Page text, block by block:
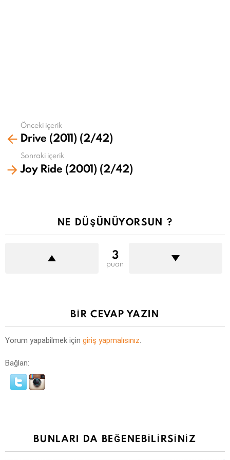
Daha
fazla
Önceki içerik
Drive (2011) (2/42)
Sonraki içerik
Joy Ride (2001) (2/42)
NE DÜŞÜNÜYORSUN ?
3
puan
BIR CEVAP YAZIN
Yorum yapabilmek için giriş yapmalısınız.
Bağlan:
BUNLARI DA BEĞENEBILIRSINIZ